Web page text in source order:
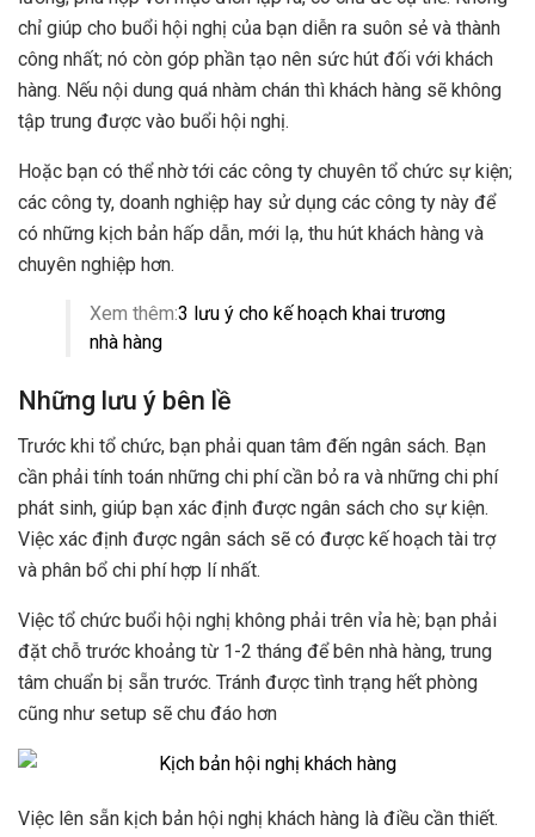
chỉ giúp cho buổi hội nghị của bạn diễn ra suôn sẻ và thành
công nhất; nó còn góp phần tạo nên sức hút đối với khách
hàng. Nếu nội dung quá nhàm chán thì khách hàng sẽ không
tập trung được vào buổi hội nghị.
Hoặc bạn có thể nhờ tới các công ty chuyên tổ chức sự kiện;
các công ty, doanh nghiệp hay sử dụng các công ty này để
có những kịch bản hấp dẫn, mới lạ, thu hút khách hàng và
chuyên nghiệp hơn.
Xem thêm:3 lưu ý cho kế hoạch khai trương
nhà hàng
Những lưu ý bên lề
Trước khi tổ chức, bạn phải quan tâm đến ngân sách. Bạn
cần phải tính toán những chi phí cần bỏ ra và những chi phí
phát sinh, giúp bạn xác định được ngân sách cho sự kiện.
Việc xác định được ngân sách sẽ có được kế hoạch tài trợ
và phân bổ chi phí hợp lí nhất.
Việc tổ chức buổi hội nghị không phải trên vỉa hè; bạn phải
đặt chỗ trước khoảng từ 1-2 tháng để bên nhà hàng, trung
tâm chuẩn bị sẵn trước. Tránh được tình trạng hết phòng
cũng như setup sẽ chu đáo hơn
Việc lên sẵn kịch bản hội nghị khách hàng là điều cần thiết.